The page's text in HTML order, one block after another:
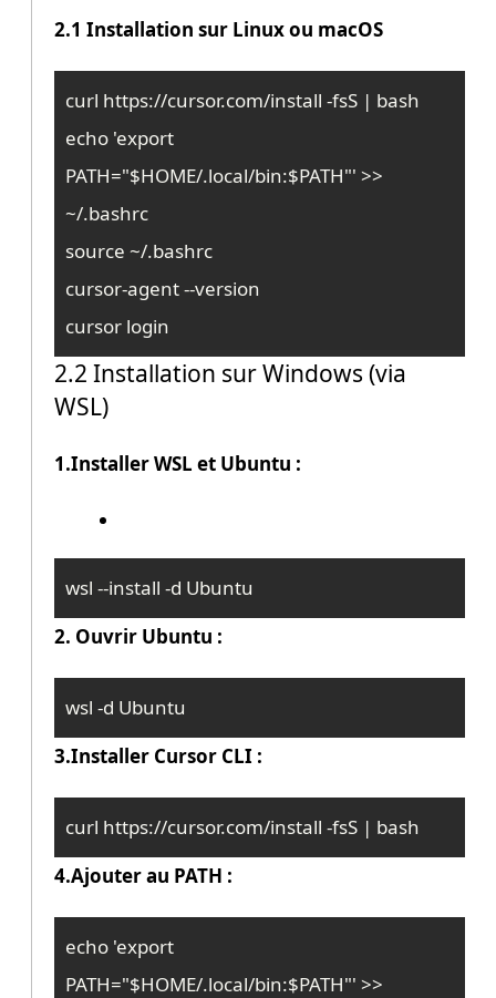
2.1 Installation sur Linux ou macOS
curl https://cursor.com/install -fsS | bash
echo 'export
PATH="$HOME/.local/bin:$PATH"' >>
~/.bashrc
source ~/.bashrc
cursor-agent --version
cursor login
2.2 Installation sur Windows (via
WSL)
1.Installer WSL et Ubuntu :
wsl --install -d Ubuntu
2. Ouvrir Ubuntu :
wsl -d Ubuntu
3.Installer Cursor CLI :
curl https://cursor.com/install -fsS | bash
4.Ajouter au PATH :
echo 'export
PATH="$HOME/.local/bin:$PATH"' >>